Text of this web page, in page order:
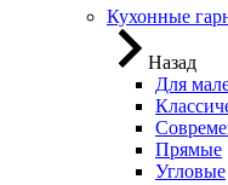
Кухонные
Назад
Для
Прямые
Угловые